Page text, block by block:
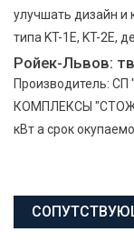
улучшать дизайн и
типа KT-1E, KT-2E,
Ройек-Львов:
Производитель:
КОМПЛЕКСЫ
кВт а срок